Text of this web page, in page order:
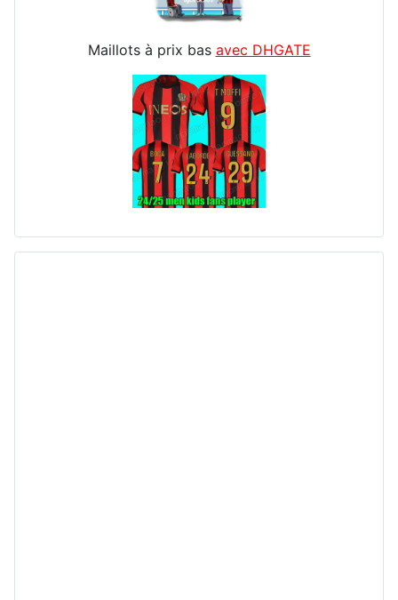
Maillots à prix bas avec DHGATE